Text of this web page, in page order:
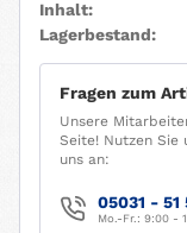
Inhalt:
Lagerbestand:
Fragen zum
Unsere
Seite! Nutzen Sie
uns an:
05031 - 51
Mo.-Fr.: 9:00 -